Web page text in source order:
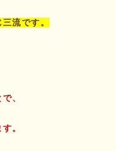
流です。
、
。